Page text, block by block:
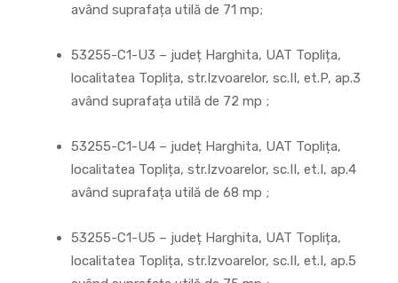
având suprafața utilă de 71 mp;
53255-C1-U3 – județ Harghita, UAT Toplița,
localitatea Toplița, str.Izvoarelor, sc.II, et.P, ap.3
având suprafața utilă de 72 mp ;
53255-C1-U4 – județ Harghita, UAT Toplița,
localitatea Toplița, str.Izvoarelor, sc.II, et.I, ap.4
având suprafața utilă de 68 mp ;
53255-C1-U5 – județ Harghita, UAT Toplița,
localitatea Toplița, str.Izvoarelor, sc.II, et.I, ap.5